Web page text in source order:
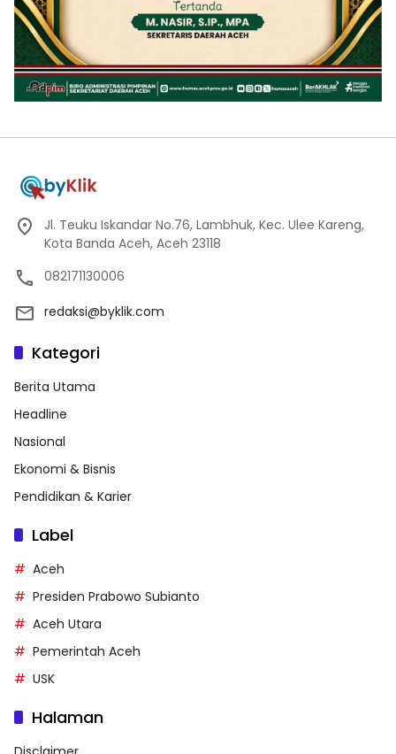
Jl. Teuku Iskandar No.76, Lambhuk, Kec. Ulee Kareng,
Kota Banda Aceh, Aceh 23118
082171130006
redaksi@byklik.com
Kategori
Berita Utama
Headline
Nasional
Ekonomi & Bisnis
Pendidikan & Karier
Label
Aceh
Presiden Prabowo Subianto
Aceh Utara
Pemerintah Aceh
USK
Halaman